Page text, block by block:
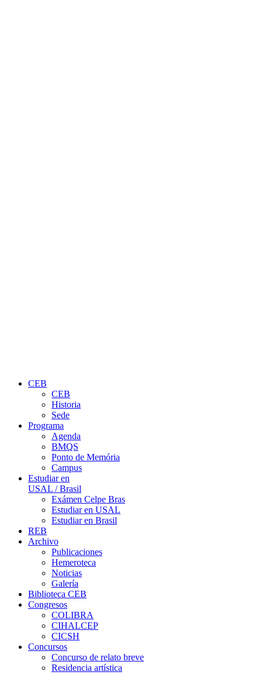
CEB
CEB
Historia
Sede
Programa
Agenda
BMQS
Ponto de Memória
Campus
Estudiar en
USAL / Brasil
Exámen Celpe Bras
Estudiar en USAL
Estudiar en Brasil
REB
Archivo
Publicaciones
Hemeroteca
Noticias
Galería
Biblioteca CEB
Congresos
COLIBRA
CIHALCEP
CICSH
Concursos
Concurso de relato breve
Residencia artística